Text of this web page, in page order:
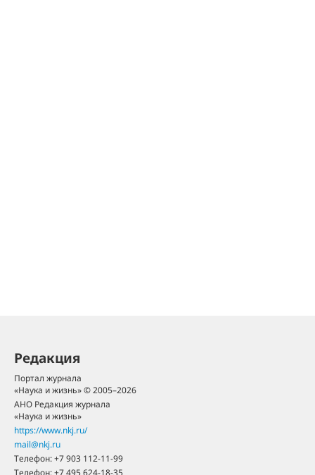
Редакция
Портал журнала
«Наука и жизнь» © 2005–2026
АНО Редакция журнала
«Наука и жизнь»
https://www.nkj.ru/
mail@nkj.ru
Телефон:+7 903 112-11-99
Телефон:+7 495 624-18-35